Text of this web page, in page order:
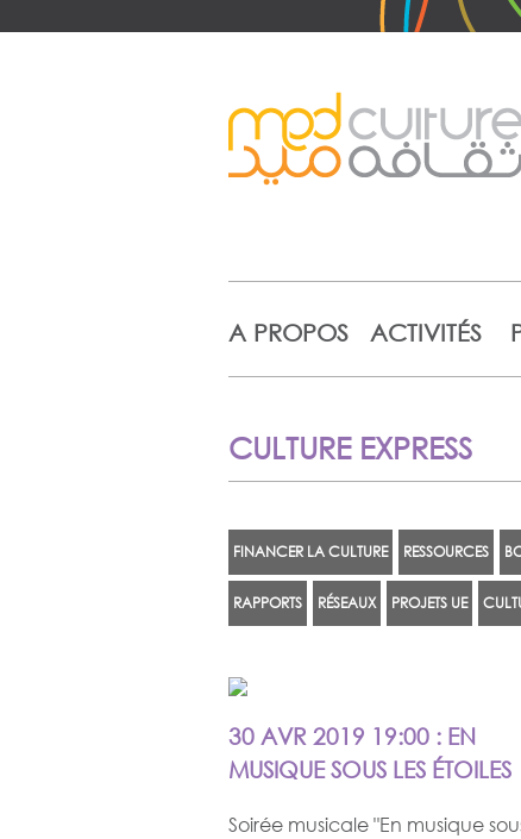
A PROPOS ACTIVITÉS
CULTURE EXPRESS
FINANCER LA CULTURE RESSOURCES
RAPPORTS RÉSEAUX PROJETS UE
30 AVR 2019 19:00 : EN
MUSIQUE SOUS LES ÉTOILES
Soirée musicale "En musique
PAGES